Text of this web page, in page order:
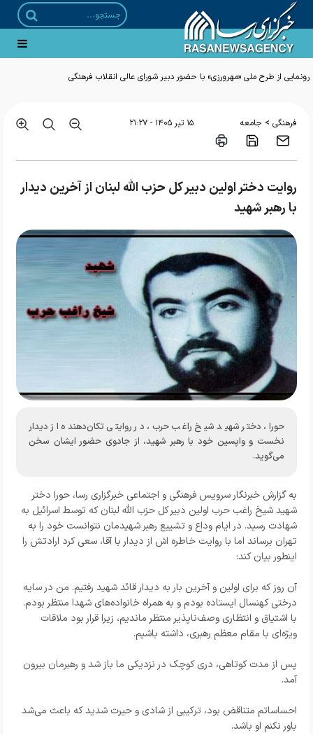
رونمایی از طرح ملی «مهرورزی» با حضور دبیر شورای عالی انقلاب فرهنگی
فرهنگی > جامعه ۱۵ تير ۱۴۰۵ - ۲۱:۲۷
روایت دختر اولین دبیر کل حزب الله لبنان از آخرین دیدار
با رهبر شهید
حورا، دختر شهید شیخ راغب حرب، در روایتی تکان‌دهنده از دیدار
نخست و واپسین خود با رهبر شهید، از جادوی حضور ایشان سخن
می‌گوید.
به گزارش خبرنگار سرویس فرهنگی و اجتماعی خبرگزاری رسا، حورا دختر
شهید شیخ راغب حرب اولین دبیر کل حزب الله لبنان که توسط اسرائیل به
شهادت رسید. در ایام وداع و تشییع رهبر شهیدمان نتوانست خود را به
تهران برساند اما با روایت خاطره اش از دیدار با آقا، سعی کرد ارادتش را
اینطور بیان کند:
آن روز که برای اولین و آخرین بار به دیدار قائد شهید رفتیم. من در سایه
درختی کهنسال ایستاده بودم و به همراه خانواده‌های شهدا منتظر بودم.
با اشتیاق و انتظاری وصف‌ناپذیر منتظر ماندیم، زیرا قرار بود ملاقات
ویژه‌ای با مقام معظم رهبری، داشته باشیم.
پس از مدت کوتاهی، دری کوچک در نزدیکی ما باز شد و رهبرمان بیرون
آمد.
احساساتم متناقض بود، ترکیبی از شادی و حیرت شدید که باعث می‌شد
باور نکنم او باشد.